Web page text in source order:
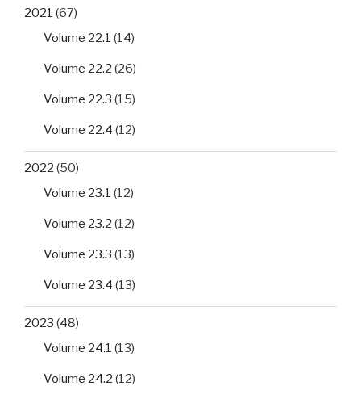
2021 (67)
Volume 22.1 (14)
Volume 22.2 (26)
Volume 22.3 (15)
Volume 22.4 (12)
2022 (50)
Volume 23.1 (12)
Volume 23.2 (12)
Volume 23.3 (13)
Volume 23.4 (13)
2023 (48)
Volume 24.1 (13)
Volume 24.2 (12)